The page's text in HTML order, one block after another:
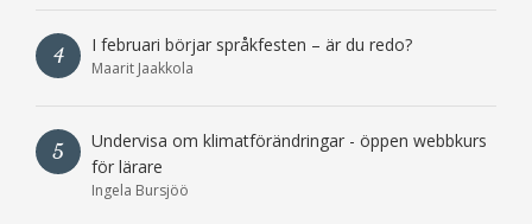
4 I februari börjar språkfesten – är du redo?
Maarit Jaakkola
5
Undervisa om klimatförändringar - öppen webbkurs
för lärare
Ingela Bursjöö